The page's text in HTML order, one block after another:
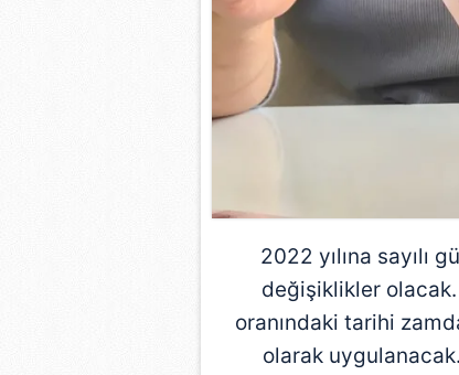
2022 yılına sayılı
değişiklikler
oranındaki tarihi
olarak